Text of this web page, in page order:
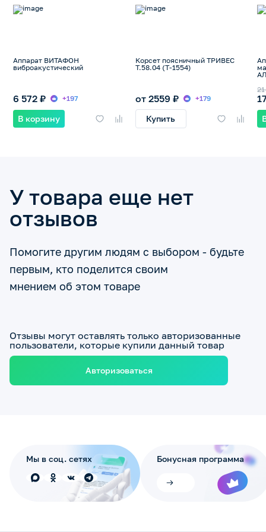
Аппарат ВИТАФОН
виброакустический
6 572 ₽ +197
В корзину
Корсет поясничный ТРИВЕС
Т.58.04 (Т-1554)
от 2559 ₽ +179
Купить
У товара еще нет
отзывов
Помогите другим людям с выбором - будьте
первым, кто поделится своим
мнением об этом товаре
Отзывы могут оставлять только авторизованные
пользователи, которые купили данный товар
Авторизоваться
Мы в соц. сетях Бонусная программа